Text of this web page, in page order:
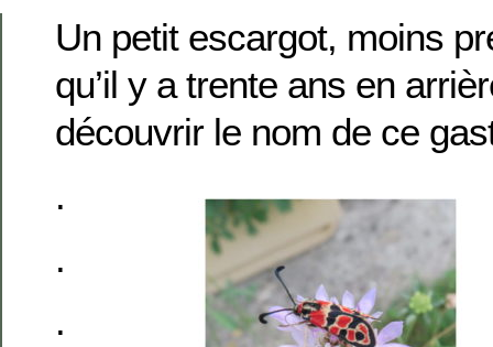
Un petit escargot, moins
qu’il y a trente ans en
découvrir le nom de ce
.
.
.